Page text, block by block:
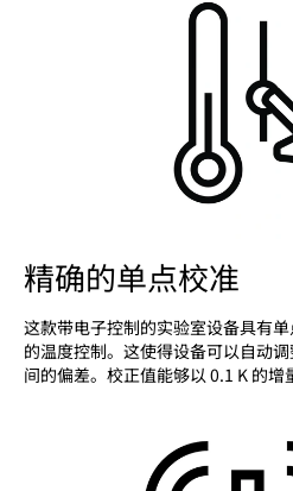
精确的单点校准
这款带电子控制的实验室设备具有
的温度控制。这使得设备可以自动
间的偏差。校正值能够以 0.1 K 的增